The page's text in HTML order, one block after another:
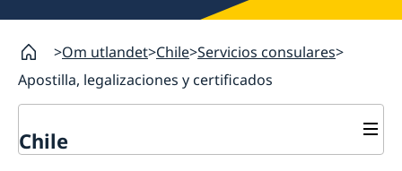
Om utlandet Chile Servicios consulares
Apostilla, legalizaciones y certificados
Chile